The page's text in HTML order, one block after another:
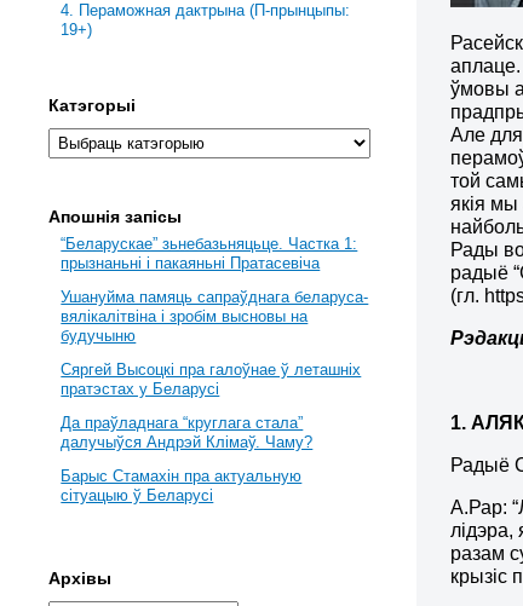
ўмовы
Але для
той
якія
Рады
радыё
(гл.
1.
Радыё
А.Рар:
разам
крызіс
4. Пераможная дактрына (П-прынцыпы:
19+)
Катэгорыі
Апошнія запісы
“Беларускае” зьнебазьняцьце. Частка 1:
прызнаньні і пакаяньні Пратасевіча
Ушануйма памяць сапраўднага беларуса-
вялікалітвіна і зробім высновы на
будучыню
Сяргей Высоцкі пра галоўнае ў леташніх
пратэстах у Беларусі
Да праўладнага “круглага стала”
далучыўся Андрэй Клімаў. Чаму?
Барыс Стамахін пра актуальную
сітуацыю ў Беларусі
Архівы